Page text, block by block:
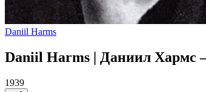
Daniil Harms
Daniil Harms | Даниил Хармс
1939